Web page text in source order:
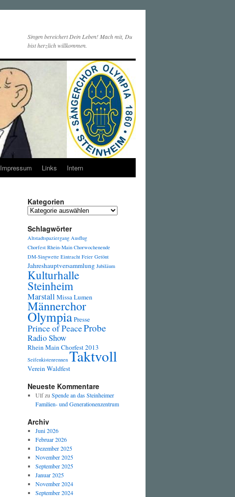
Singen bereichert Dein Leben! Mach mit, Du
bist herzlich willkommen.
Impressum Links Intern
Kategorien
Kategorien
Schlagwörter
Altstadtspaziergang Ausflug
Chorfest Rhein-Main Chorwochenende
DM-Singwette Eintracht Feier Getönt
Jahreshauptversammlung Jubiläum
Kulturhalle
Steinheim
Marstall Missa Lumen
Männerchor
OlympiaPresse
Prince of PeaceProbe
Radio Show
Rhein Main Chorfest 2013
Seifenkistenrennen Taktvoll
VereinWaldfest
Neueste Kommentare
Ulfzu Spende an das Steinheimer
Familien- und Generationenzentrum
Archiv
Juni 2026
Februar 2026
Dezember 2025
November 2025
September 2025
Januar 2025
November 2024
September 2024